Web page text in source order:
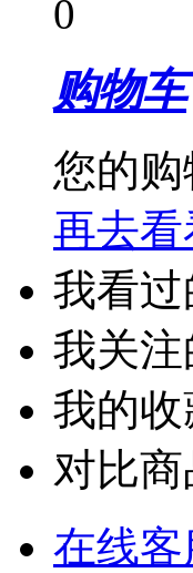
0
购物车
您的
再去
我看过
我关
我的收
对比商
在线客